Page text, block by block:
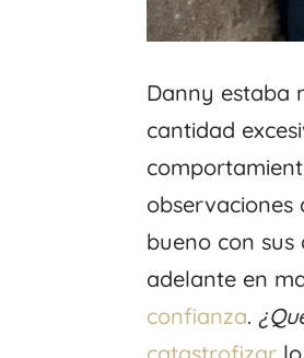
Danny estaba
cantidad
observaciones
bueno con
adelante en
confianza.